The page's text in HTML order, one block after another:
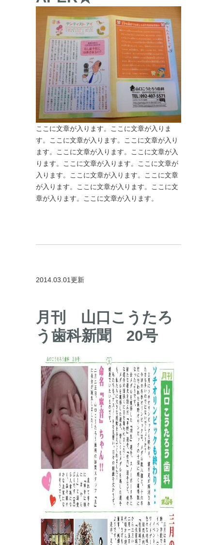
ここに文章が入ります。ここに文章が入りま
す。ここに文章が入ります。ここに文章が入り
ます。ここに文章が入ります。ここに文章が入
ります。ここに文章が入ります。ここに文章が
入ります。ここに文章が入ります。ここに文章
が入ります。ここに文章が入ります。ここに文
章が入ります。ここに文章が入ります。
2014.03.01更新
月刊 山口こうたろ
う歯科新聞 20号